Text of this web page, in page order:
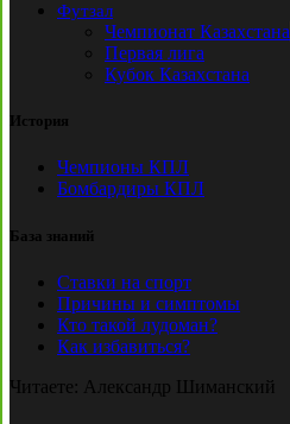
Футзал
Чемпионат Казахстана
Первая лига
Кубок Казахстана
История
Чемпионы КПЛ
Бомбардиры КПЛ
База знаний
Ставки на спорт
Причины и симптомы
Кто такой лудоман?
Как избавиться?
Читаете: Александр Шиманский